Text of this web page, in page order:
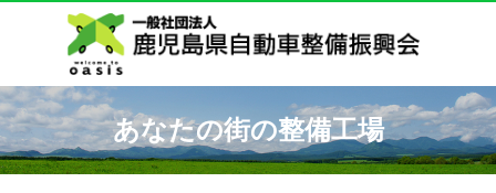
あなたの街の整備工場